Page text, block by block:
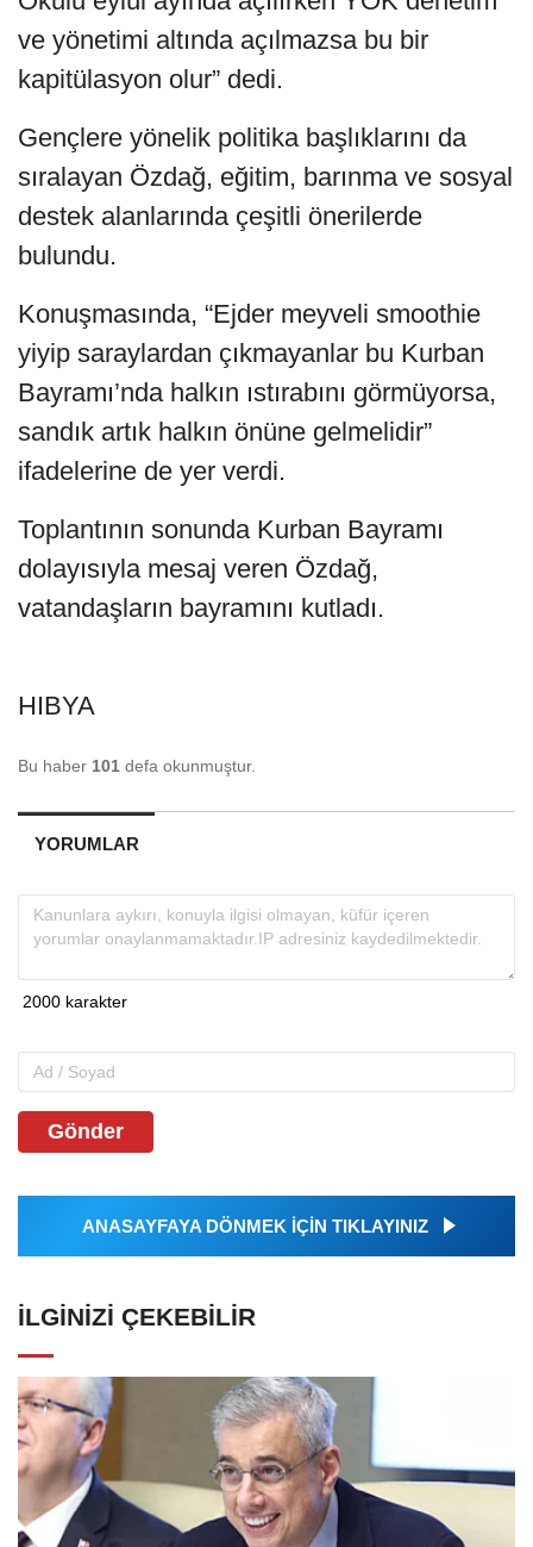
ve yönetimi altında açılmazsa bu bir
kapitülasyon olur” dedi.
Gençlere yönelik politika başlıklarını da
sıralayan Özdağ, eğitim, barınma ve sosyal
destek alanlarında çeşitli önerilerde
bulundu.
Konuşmasında, “Ejder meyveli smoothie
yiyip saraylardan çıkmayanlar bu Kurban
Bayramı’nda halkın ıstırabını görmüyorsa,
sandık artık halkın önüne gelmelidir”
ifadelerine de yer verdi.
Toplantının sonunda Kurban Bayramı
dolayısıyla mesaj veren Özdağ,
vatandaşların bayramını kutladı.
HIBYA
Bu haber 101 defa okunmuştur.
YORUMLAR
Gönder
ANASAYFAYA DÖNMEK İÇİN TIKLAYINIZ
İLGINIZI ÇEKEBILIR